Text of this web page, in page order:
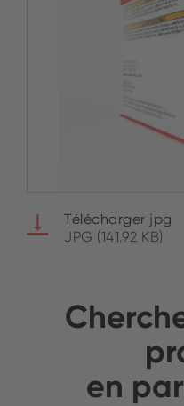
Télécharger jpg
JPG (141.92 KB)
en